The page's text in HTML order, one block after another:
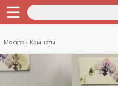
Москва Комнаты